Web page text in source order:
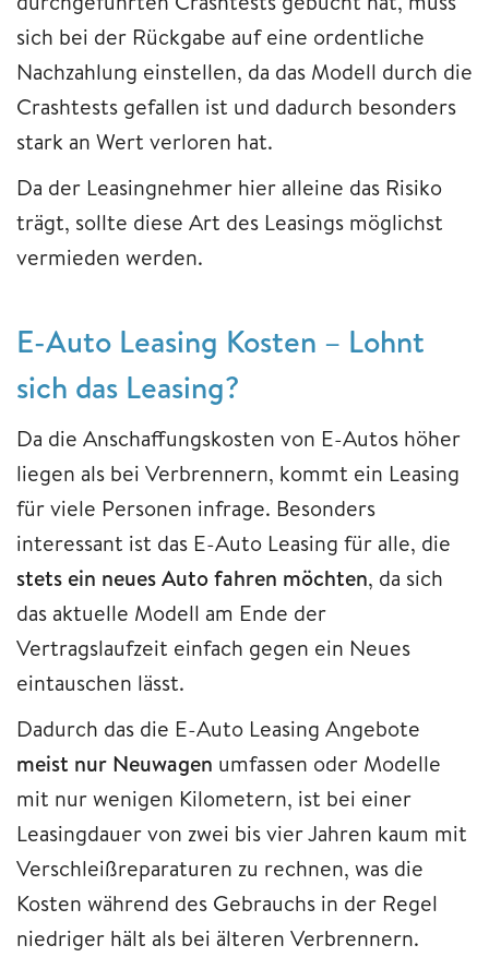
sich bei der Rückgabe auf eine ordentliche
Nachzahlung einstellen, da das Modell durch die
Crashtests gefallen ist und dadurch besonders
stark an Wert verloren hat.
Da der Leasingnehmer hier alleine das Risiko
trägt, sollte diese Art des Leasings möglichst
vermieden werden.
​​​​​​​E-Auto Leasing Kosten – Lohnt
sich das Leasing?
Da die Anschaffungskosten von E-Autos höher
liegen als bei Verbrennern, kommt ein Leasing
für viele Personen infrage. Besonders
interessant ist das E-Auto Leasing für alle, die
stets ein neues Auto fahren möchten, da sich
das aktuelle Modell am Ende der
Vertragslaufzeit einfach gegen ein Neues
eintauschen lässt.
Dadurch das die E-Auto Leasing Angebote
meist nur Neuwagen umfassen oder Modelle
mit nur wenigen Kilometern, ist bei einer
Leasingdauer von zwei bis vier Jahren kaum mit
Verschleißreparaturen zu rechnen, was die
Kosten während des Gebrauchs in der Regel
niedriger hält als bei älteren Verbrennern.